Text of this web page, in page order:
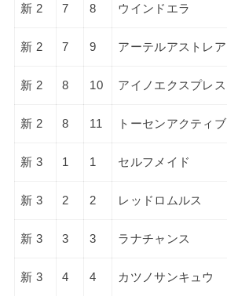
新 2 7 8 ウインドエラ
新 2 7 9 アーテルアストレア
新 2 8 10 アイノエクスプレス
新 2 8 11 トーセンアクティブ
新 3 1 1 セルフメイド
新 3 2 2 レッドロムルス
新 3 3 3 ラナチャンス
新 3 4 4 カツノサンキュウ